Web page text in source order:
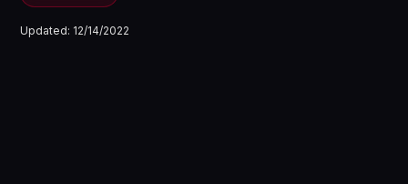
Updated: 12/14/2022